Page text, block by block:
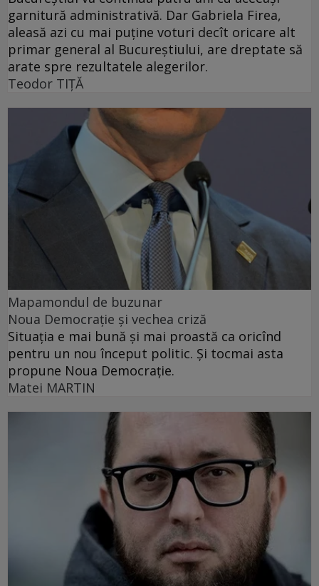
garnitură administrativă. Dar Gabriela Firea,
aleasă azi cu mai puține voturi decît oricare alt
primar general al Bucureștiului, are dreptate să
arate spre rezultatele alegerilor.
Teodor TIŢĂ
Mapamondul de buzunar
Noua Democrație și vechea criză
Situația e mai bună și mai proastă ca oricînd
pentru un nou început politic. Și tocmai asta
propune Noua Democrație.
Matei MARTIN